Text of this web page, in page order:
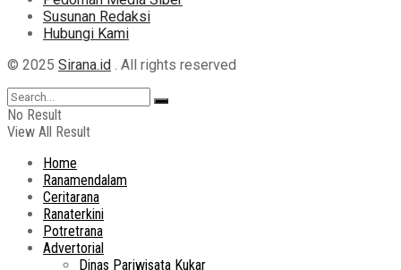
Susunan Redaksi
Hubungi Kami
© 2025 Sirana.id . All rights reserved
No Result
View All Result
Home
Ranamendalam
Ceritarana
Ranaterkini
Potretrana
Advertorial
Dinas Pariwisata Kukar